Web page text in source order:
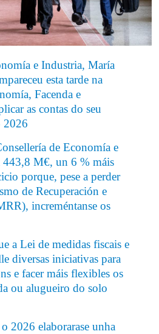
e Industria, María
esta tarde na
Facenda e
as contas do seu
2026
de Economía e
443,8 M€, un 6 % máis
porque, pese a perder
de Recuperación e
increméntanse os
a Lei de medidas fiscais e
diversas iniciativas para
e facer máis flexibles os
ou alugueiro do solo
2026 elaborarase unha